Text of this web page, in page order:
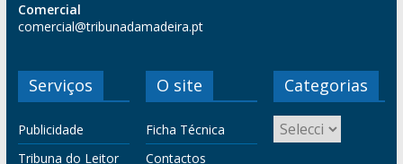
Comercial
comercial@tribunadamadeira.pt
Serviços
Publicidade
Tribuna do Leitor
O site
Ficha Técnica
Contactos
Categorias